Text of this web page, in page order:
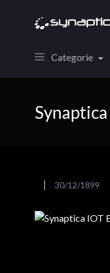
Categorie
30/12/1899